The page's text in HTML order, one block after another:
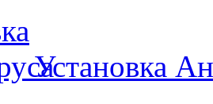
Установка